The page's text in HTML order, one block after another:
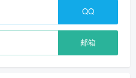
QQ
邮箱